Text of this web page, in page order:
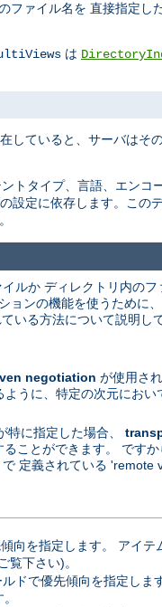
ファイル名を 直接指定
は
していると、サーバはそ
トタイプ、言語、エンコ
設定に依存します。この
ルか ディレクトリ内の
ョンの機能を使うため
いる方法について説明し
negotiation が使用さ
うに、特定の次元にお
特に指定した場合、
ことができます。 で
定義されている 'remote
向を指定します。 アイ
覧下さい)。
ドで優先傾向を指定しま